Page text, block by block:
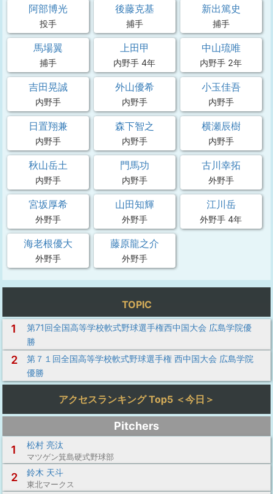
阿部博光
投手
後藤克基
捕手
新出篤史
捕手
馬場翼
捕手
上田甲
内野手 4年
中山琉唯
内野手 2年
吉田晃誠
内野手
外山優希
内野手
小玉佳吾
内野手
日置翔兼
内野手
森下智之
内野手
横瀬辰樹
内野手
秋山岳土
内野手
門馬功
内野手
古川幸拓
外野手
宮坂厚希
外野手
山田知輝
外野手
江川岳
外野手 4年
海老根優大
外野手
藤原龍之介
外野手
TOPIC
1
第71回全国高等学校軟式野球選手権西中国大会 広島学院優
勝
2
第７１回全国高等学校軟式野球選手権 西中国大会 広島学院
優勝
アクセスランキング Top5 ＜今日＞
Pitchers
1
松村 亮汰
マツゲン箕島硬式野球部
2 鈴木 天斗
東北マークス